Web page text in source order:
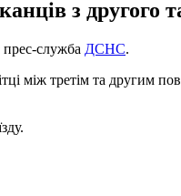
з другого та
служба ДСНС.
між третім та другим